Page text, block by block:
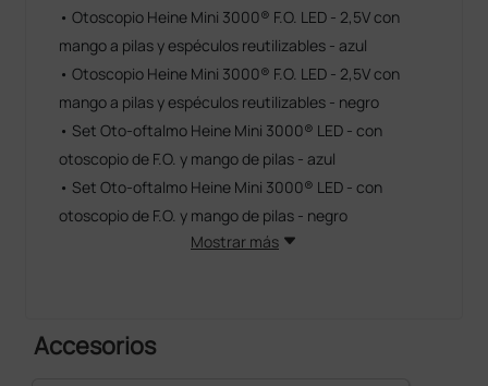
• Otoscopio Heine Mini 3000® F.O. LED - 2,5V con
mango a pilas y espéculos reutilizables - azul
• Otoscopio Heine Mini 3000® F.O. LED - 2,5V con
mango a pilas y espéculos reutilizables - negro
• Set Oto-oftalmo Heine Mini 3000® LED - con
otoscopio de F.O. y mango de pilas - azul
• Set Oto-oftalmo Heine Mini 3000® LED - con
otoscopio de F.O. y mango de pilas - negro
Mostrar más
Accesorios